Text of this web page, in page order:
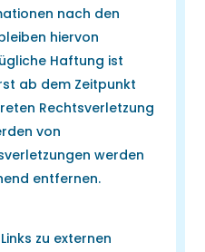
nach den
hiervon
Haftung ist
ab dem Zeitpunkt
Rechtsverletzung
von
werden
entfernen.
zu externen